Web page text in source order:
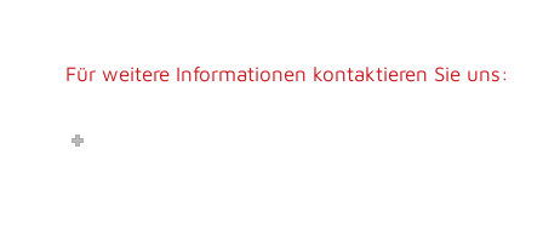
Für weitere Informationen kontaktieren Sie uns: